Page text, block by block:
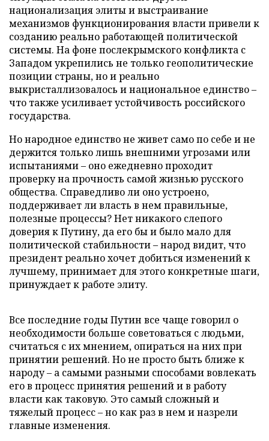
национализация элиты и выстраивание
механизмов функционирования власти привели к
созданию реально работающей политической
системы. На фоне послекрымского конфликта с
Западом укрепились не только геополитические
позиции страны, но и реально
выкристаллизовалось и национальное единство –
что также усиливает устойчивость российского
государства.
Но народное единство не живет само по себе и не
держится только лишь внешними угрозами или
испытаниями – оно ежедневно проходит
проверку на прочность самой жизнью русского
общества. Справедливо ли оно устроено,
поддерживает ли власть в нем правильные,
полезные процессы? Нет никакого слепого
доверия к Путину, да его бы и было мало для
политической стабильности – народ видит, что
президент реально хочет добиться изменений к
лучшему, принимает для этого конкретные шаги,
принуждает к работе элиту.
Все последние годы Путин все чаще говорил о
необходимости больше советоваться с людьми,
считаться с их мнением, опираться на них при
принятии решений. Но не просто быть ближе к
народу – а самыми разными способами вовлекать
его в процесс принятия решений и в работу
власти как таковую. Это самый сложный и
тяжелый процесс – но как раз в нем и назрели
главные изменения.